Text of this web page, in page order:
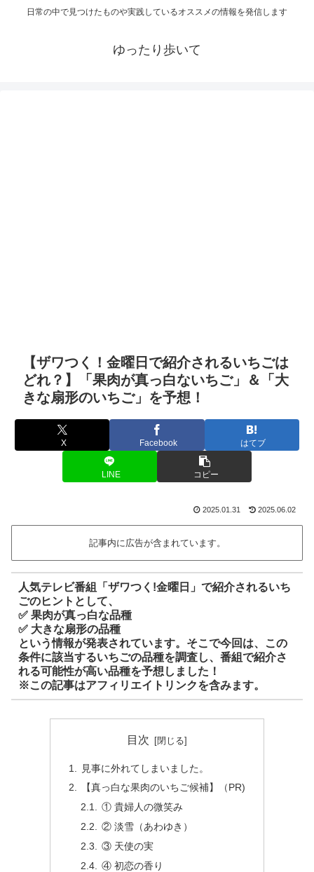
日常の中で見つけたものや実践しているオススメの情報を発信します
ゆったり歩いて
【ザワつく！金曜日で紹介されるいちごは
どれ？】「果肉が真っ白ないちご」＆「大
きな扇形のいちご」を予想！
X Facebook はてブ
LINE コピー
2025.01.31 2025.06.02
記事内に広告が含まれています。
人気テレビ番組「ザワつく!金曜日」で紹介されるいち
ごのヒントとして、
✅ 果肉が真っ白な品種
✅ 大きな扇形の品種
という情報が発表されています。そこで今回は、
この
条件に該当するいちごの品種を調査し、番組で紹介さ
れる可能性が高い品種を予想しました！
※この記事はアフィリエイトリンクを含みます。
目次
見事に外れてしまいました。
【真っ白な果肉のいちご候補】（PR)
① 貴婦人の微笑み
② 淡雪（あわゆき）
③ 天使の実
④ 初恋の香り